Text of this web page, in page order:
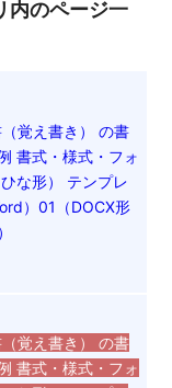
内のページ一
覚え書き） の書
書式・様式・フォ
な形） テンプレ
）01（DOCX形
覚え書き） の書
書式・様式・フォ